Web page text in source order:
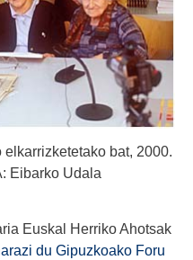
bat, 2000.
Eibarko Udala
Euskal Herriko Ahotsak
du Gipuzkoako Foru